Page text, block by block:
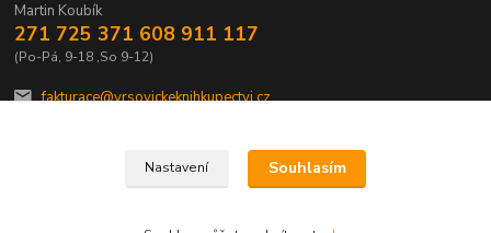
Martin Koubík
271 725 371 608 911 117
(Po-Pá, 9-18 ,So 9-12)
fakturace@vrsovickeknihkupectvi.cz
Nastavení Souhlasím